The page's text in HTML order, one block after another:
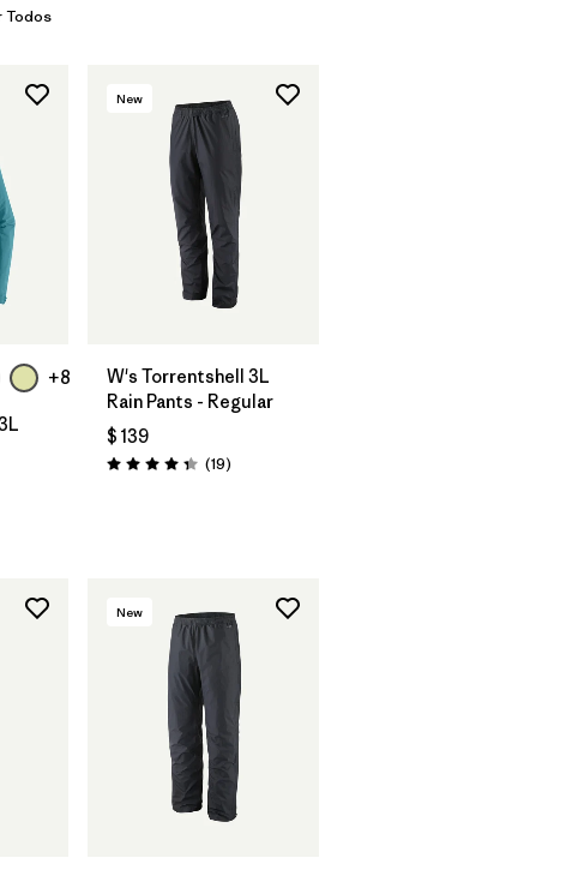
Todos
+8
New
W's Torrentshell 3L
Rain Pants - Regular
$ 139
Valoración: 4.4 / 5
(19Comentarios
)
New